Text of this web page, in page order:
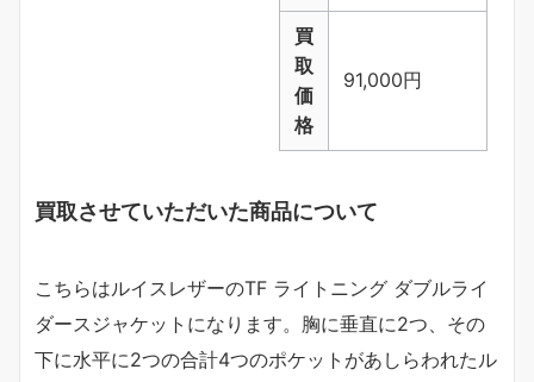
買
取
価
格
91,000円
買取させていただいた商品について
こちらはルイスレザーのTF ライトニング ダブルライ
ダースジャケットになります。胸に垂直に2つ、その
下に水平に2つの合計4つのポケットがあしらわれたル